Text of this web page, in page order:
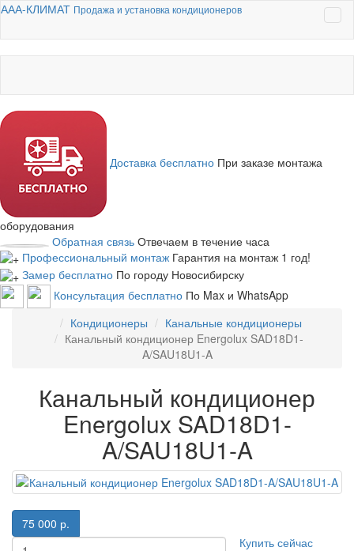
ААА-КЛИМАТ Продажа и установка кондиционеров
Доставка бесплатно При заказе монтажа
оборудования
Обратная связь Отвечаем в течение часа
Профессиональный монтаж Гарантия на монтаж 1 год!
Замер бесплатно По городу Новосибирску
Консультация бесплатно По Max и WhatsApp
Кондиционеры
Канальные кондиционеры
Канальный кондиционер Energolux SAD18D1-
A/SAU18U1-A
Канальный кондиционер
Energolux SAD18D1-
A/SAU18U1-A
75 000 р.
Купить сейчас